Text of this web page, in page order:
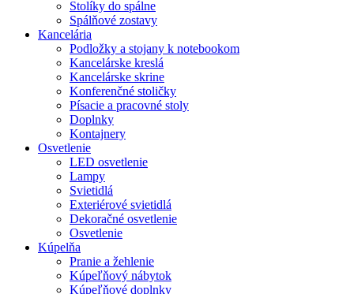
Stolíky do spálne
Spálňové zostavy
Kancelária
Podložky a stojany k notebookom
Kancelárske kreslá
Kancelárske skrine
Konferenčné stoličky
Písacie a pracovné stoly
Doplnky
Kontajnery
Osvetlenie
LED osvetlenie
Lampy
Svietidlá
Exteriérové svietidlá
Dekoračné osvetlenie
Osvetlenie
Kúpelňa
Pranie a žehlenie
Kúpeľňový nábytok
Kúpeľňové doplnky